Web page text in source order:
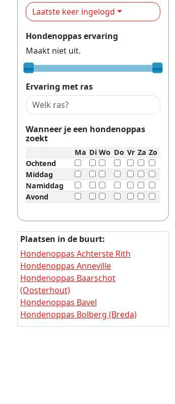
Laatste keer ingelogd
Hondenoppas ervaring
Maakt niet uit.
Ervaring met ras
Wanneer je een hondenoppas
zoekt
Ma Di Wo Do Vr Za Zo
Ochtend
Middag
Namiddag
Avond
Plaatsen in de buurt:
Hondenoppas Achterste Rith
Hondenoppas Anneville
Hondenoppas Baarschot
(Oosterhout)
Hondenoppas Bavel
Hondenoppas Bolberg (Breda)
Hondenoppas Breda